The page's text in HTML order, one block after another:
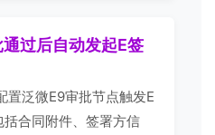
过后自动发起E签
置泛微E9审批节点触发E
合同附件、签署方信